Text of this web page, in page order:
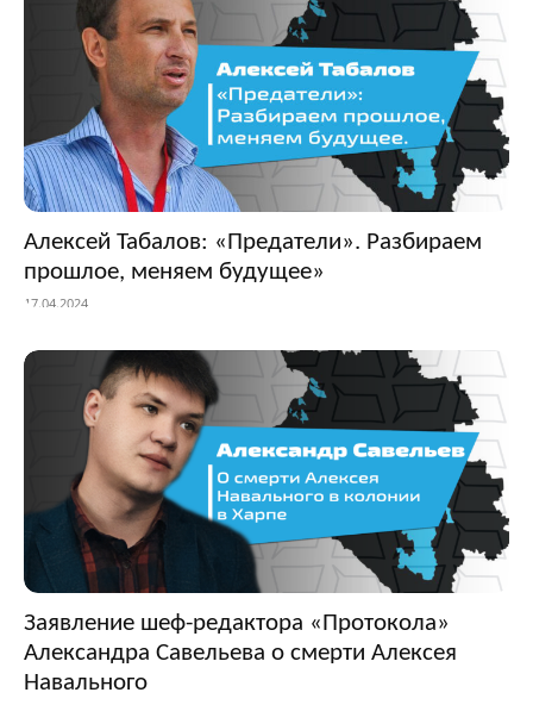
Алексей Табалов: «Предатели». Разбираем
прошлое, меняем будущее»
17.04.2024
Заявление шеф-редактора «Протокола»
Александра Савельева о смерти Алексея
Навального